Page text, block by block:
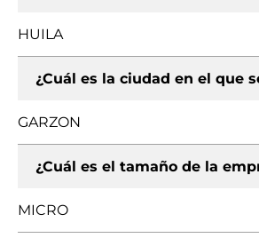
HUILA
¿Cuál es la ciudad en el que
GARZON
¿Cuál es el tamaño de la
MICRO